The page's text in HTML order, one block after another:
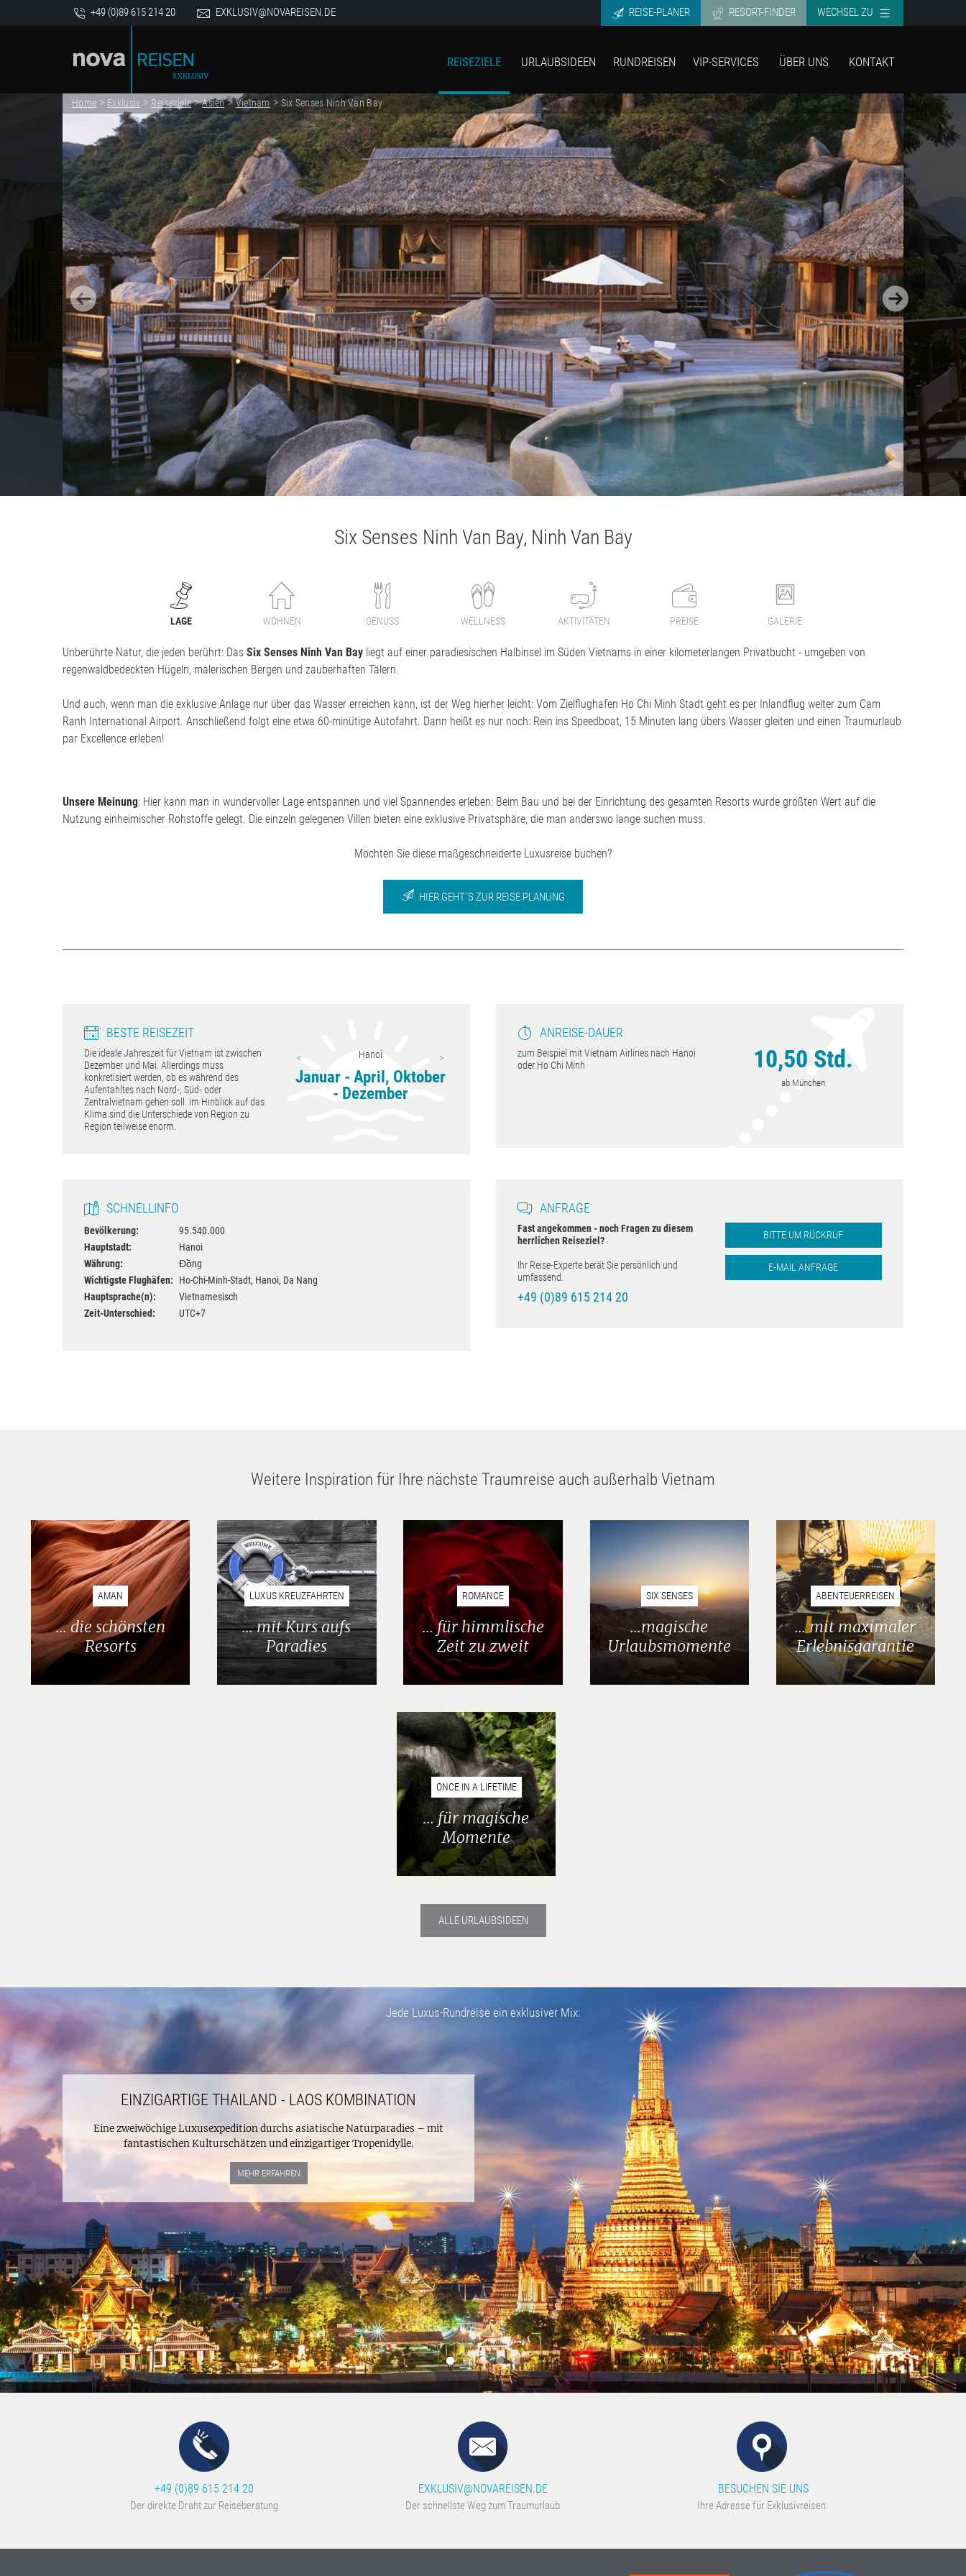
+49 (0)89 615 214 20 EXKLUSIV@NOVAREISEN.DE REISE-PLANER RESORT-FINDER WECHSEL ZU
REISEZIELE URLAUBSIDEEN RUNDREISEN VIP-SERVICES ÜBER UNS KONTAKT
Home > Exklusiv > Reiseziele>Asien>Vietnam > Six Senses Ninh Van Bay
Six Senses Ninh Van Bay, Ninh Van Bay
LAGE WOHNEN GENUSS WELLNESS AKTIVITÄTEN PREISE GALERIE
Unberührte Natur, die jeden berührt: Das Six Senses Ninh Van Bay liegt auf einer paradiesischen Halbinsel im Süden Vietnams in einer kilometerlangen Privatbucht - umgeben von
regenwaldbedeckten Hügeln, malerischen Bergen und zauberhaften Tälern.
Und auch, wenn man die exklusive Anlage nur über das Wasser erreichen kann, ist der Weg hierher leicht: Vom Zielflughafen Ho Chi Minh Stadt geht es per Inlandflug weiter zum Cam
Ranh International Airport. Anschließend folgt eine etwa 60-minütige Autofahrt. Dann heißt es nur noch: Rein ins Speedboat, 15 Minuten lang übers Wasser gleiten und einen Traumurlaub
par Excellence erleben!
Unsere Meinung: Hier kann man in wundervoller Lage entspannen und viel Spannendes erleben: Beim Bau und bei der Einrichtung des gesamten Resorts wurde größten Wert auf die
Nutzung einheimischer Rohstoffe gelegt. Die einzeln gelegenen Villen bieten eine exklusive Privatsphäre, die man anderswo lange suchen muss.
Möchten Sie diese maßgeschneiderte Luxusreise buchen?
HIER GEHT´S ZUR REISE PLANUNG
BESTE REISEZEIT
Die ideale Jahreszeit für Vietnam ist zwischen
Dezember und Mai. Allerdings muss
konkretisiert werden, ob es während des
Aufentahltes nach Nord-, Süd- oder
Zentralvietnam gehen soll. Im Hinblick auf das
Klima sind die Unterschiede von Region zu
Region teilweise enorm.
Februar - Mai
Hanoi
Januar - April, Oktober
- Dezember
Ho Chi Minh-Stadt
Januar - April,
Dezember
Da Nang Hanoi
ANREISE-DAUER
zum Beispiel mit Vietnam Airlines nach Hanoi
oder Ho Chi Minh
10,50 Std.
ab München
SCHNELLINFO
Bevölkerung:
95.540.000
Hauptstadt:
Hanoi
Währung:
Đồng
Wichtigste Flughäfen: Ho-Chi-Minh-Stadt, Hanoi, Da Nang
Hauptsprache(n):
Vietnamesisch
Zeit-Unterschied:
UTC+7
ANFRAGE
Fast angekommen - noch Fragen zu diesem
herrlichen Reiseziel?
Ihr Reise-Experte berät Sie persönlich und
umfassend.
+49 (0)89 615 214 20
BITTE UM RÜCKRUF
E-MAIL ANFRAGE
Weitere Inspiration für Ihre nächste Traumreise auch außerhalb Vietnam
AMAN
... die schönsten
Resorts
LUXUS KREUZFAHRTEN
... mit Kurs aufs
Paradies
ROMANCE
... für himmlische
Zeit zu zweit
SIX SENSES
...magische
Urlaubsmomente
ABENTEUERREISEN
... mit maximaler
Erlebnisgarantie
ONCE IN A LIFETIME
... für magische
Momente
ALLE URLAUBSIDEEN
EINZIGARTIGE THAILAND - LAOS KOMBINATION
Eine zweiwöchige Luxusexpedition durchs asiatische Naturparadies – mit
fantastischen Kulturschätzen und einzigartiger Tropenidylle.
MEHR ERFAHREN
Jede Luxus-Rundreise ein exklusiver Mix:
+49 (0)89 615 214 20
Der direkte Draht zur Reiseberatung
EXKLUSIV@NOVAREISEN.DE
Der schnellste Weg zum Traumurlaub
BESUCHEN SIE UNS
Ihre Adresse für Exklusivreisen